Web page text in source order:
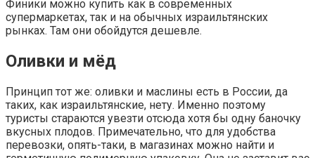
Финики можно купить как в современных
супермаркетах, так и на обычных израильтянских
рынках. Там они обойдутся дешевле.
Оливки и мёд
Принцип тот же: оливки и маслины есть в России, да
таких, как израильтянские, нету. Именно поэтому
туристы стараются увезти отсюда хотя бы одну баночку
вкусных плодов. Примечательно, что для удобства
перевозки, опять-таки, в магазинах можно найти и